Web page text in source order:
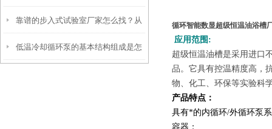
靠谱的步入式试验室厂家怎么找？从
信誉和资质入手
低温冷却循环泵的基本结构组成是怎
循环智能数显超级恒温油浴槽
应用范围 :
超级恒温油槽是采用进口
品。它具有控温精度高，
物、化工、环保等实验科
产品特点：
具有*的内循环/外循环泵
容器；